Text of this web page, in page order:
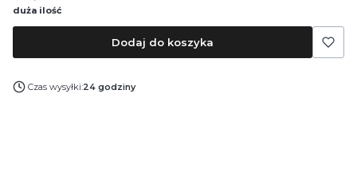
duża ilość
Dodaj do koszyka
Czas wysyłki:24 godziny